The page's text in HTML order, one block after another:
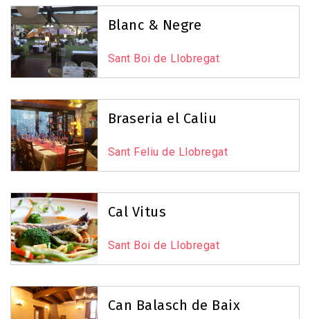
Blanc & Negre
Sant Boi de Llobregat
Braseria el Caliu
Sant Feliu de Llobregat
Cal Vitus
Sant Boi de Llobregat
Can Balasch de Baix